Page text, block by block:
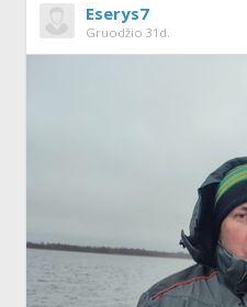
Eserys7
Gruodžio 31d.